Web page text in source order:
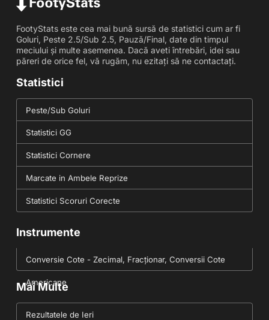
FootyStats este cea mai bună sursă de statistici cum ar fi
Goluri, Peste 2.5/Sub 2.5, Pauză/Final, date din timpul
meciului și multe asemenea. Dacă aveti întrebări, idei sau
păreri de orice fel, vă rugăm, nu ezitați să ne contactați.
Statistici
Peste/Sub Goluri
Statistici GG
Statistici Cornere
Marcate in Ambele Reprize
Statistici Scoruri Corecte
Instrumente
Conversie Cote - Zecimal, Fracționar, Conversii Cote
Americane
Mai Multe
Rezultatele de Ieri